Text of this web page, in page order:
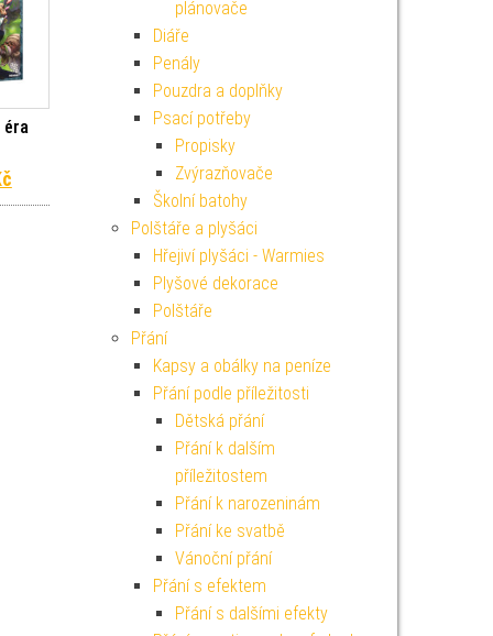
éra
cena byla: 1 499 Kč.
Aktuální cena je: 1 349 Kč.
plánovače
Diáře
Penály
Pouzdra a doplňky
Psací potřeby
Propisky
Zvýrazňovače
Školní batohy
Polštáře a plyšáci
Hřejiví plyšáci - Warmies
Plyšové dekorace
Polštáře
Přání
Kapsy a obálky na peníze
Přání podle příležitosti
Dětská přání
Přání k dalším
příležitostem
Přání k narozeninám
Přání ke svatbě
Vánoční přání
Přání s efektem
Přání s dalšími efekty